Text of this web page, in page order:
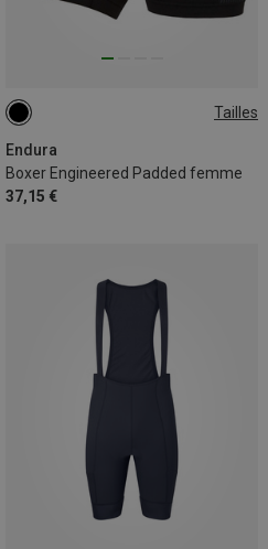
Tailles
Endura
Boxer Engineered Padded femme
37,15 €
XS